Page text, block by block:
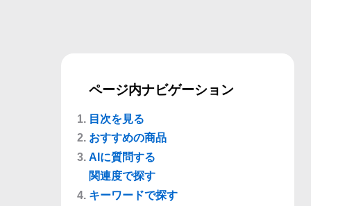
ページ内ナビゲーション
目次を見る
おすすめの商品
AIに質問する
関連度で探す
キーワードで探す